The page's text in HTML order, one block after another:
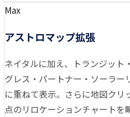
Max
アストロマップ拡張
ネイタルに加え、トランジット
グレス・パートナー・ソーラー
に重ねて表示。さらに地図クリ
点のリロケーションチャートを